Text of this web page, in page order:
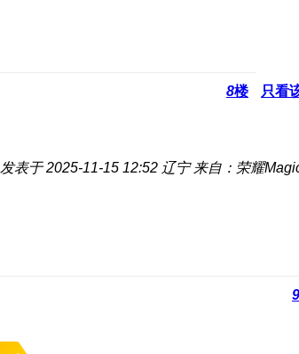
8楼 只看
发表于 2025-11-15 12:52 辽宁 来自：荣耀
9